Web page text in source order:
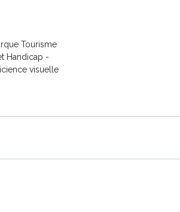
Tourisme
Handicap -
visuelle